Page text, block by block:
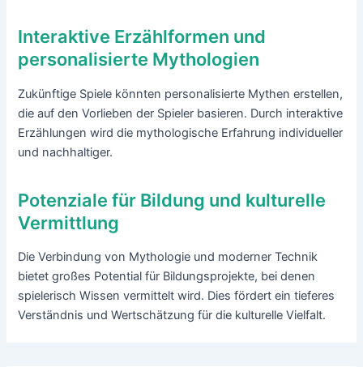
Interaktive Erzählformen und
personalisierte Mythologien
Zukünftige Spiele könnten personalisierte Mythen erstellen,
die auf den Vorlieben der Spieler basieren. Durch interaktive
Erzählungen wird die mythologische Erfahrung individueller
und nachhaltiger.
Potenziale für Bildung und kulturelle
Vermittlung
Die Verbindung von Mythologie und moderner Technik
bietet großes Potential für Bildungsprojekte, bei denen
spielerisch Wissen vermittelt wird. Dies fördert ein tieferes
Verständnis und Wertschätzung für die kulturelle Vielfalt.